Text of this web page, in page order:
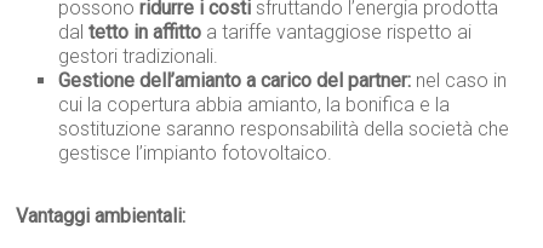
possonoridurre i costi sfruttando l’energia prodotta
daltetto in affitto a tariffe vantaggiose rispetto ai
gestori tradizionali.
Gestione dell’amianto a carico del partner: nel caso in
cui la copertura abbia amianto, la bonifica e la
sostituzione saranno responsabilità della società che
gestisce l’impianto fotovoltaico.
Vantaggi ambientali: